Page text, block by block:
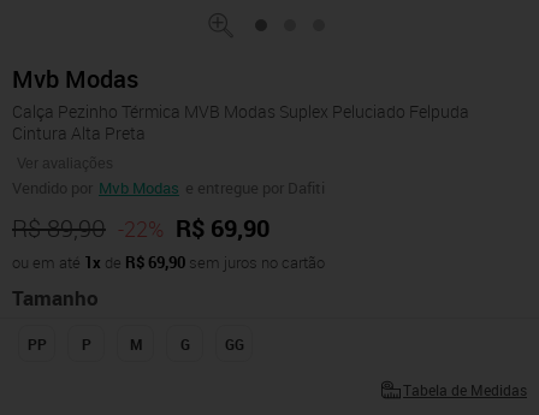
Mvb Modas
Calça Pezinho Térmica MVB Modas Suplex Peluciado Felpuda
Cintura Alta Preta
Ver avaliações
Vendido por Mvb Modas e entregue por Dafiti
R$ 89,90 -22% R$ 69,90
ou em até 1x de R$ 69,90 sem juros no cartão
Tamanho
PP P M G GG
Tabela de Medidas